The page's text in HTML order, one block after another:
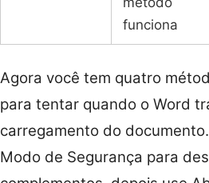
funciona
Agora você tem quatro
para tentar quando o Word
carregamento do
Modo de Segurança para